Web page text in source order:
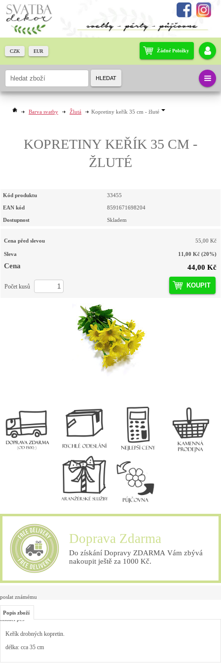
Barva svatby Žlutá Kopretiny keřík 35 cm - žluté
KOPRETINY KEŘÍK 35 CM -
ŽLUTÉ
Kód produktu 33455
EAN kód 8591671698204
Dostupnost Skladem
Cena před slevou 55,00 Kč
Sleva 11,00 Kč (20%)
Cena 44,00 Kč
KOUPIT
Počet kusů
Doprava Zdarma
Do získání Dopravy ZDARMA Vám zbývá
nakoupit ještě za 1000 Kč.
poslat známému
hlídací pes
Popis zboží
Keřík drobných kopretin.
délka: cca 35 cm
Žádné Položky
CZK EUR
HLEDAT